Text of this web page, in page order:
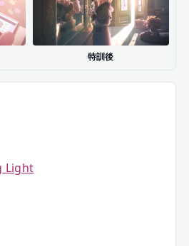
特訓後
Light